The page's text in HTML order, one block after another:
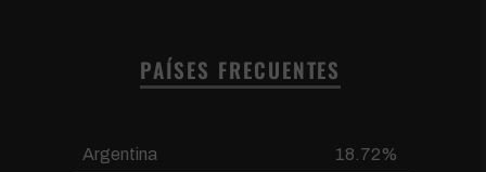
PAÍSES FRECUENTES
Argentina 18.72%